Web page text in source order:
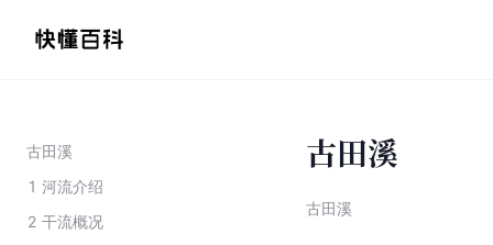
古田溪
1 河流介绍
2 干流概况
古田溪
古田溪